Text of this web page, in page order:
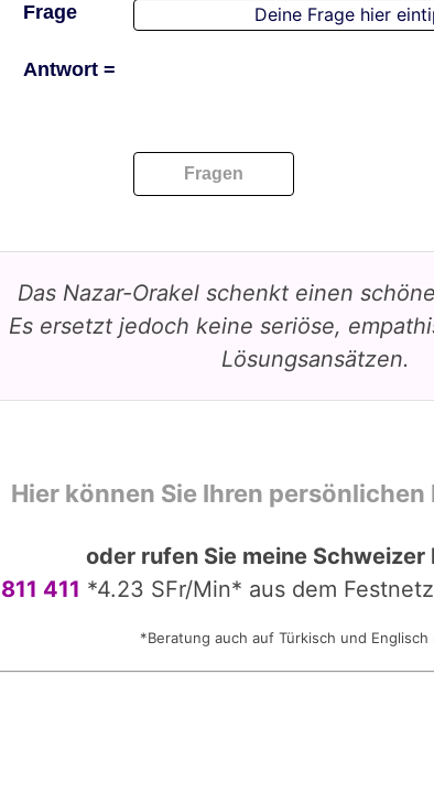
Frage
Antwort =
Fragen
Das Nazar-Orakel schenkt einen
Es ersetzt jedoch keine seriöse,
Lösungsansätzen.
Hier können Sie Ihren
oder rufen Sie meine Schweizer
411 *4.23 SFr/Min* aus dem
*Beratung auch auf Türkisch und Englisch